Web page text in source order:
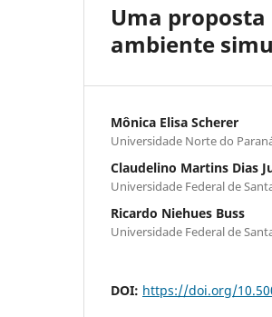
Uma
ambiente
Mônica Elisa Scherer
Universidade Norte do
Claudelino Martins Dias
Universidade Federal de
Ricardo Niehues Buss
Universidade Federal de
DOI: https://doi.org/